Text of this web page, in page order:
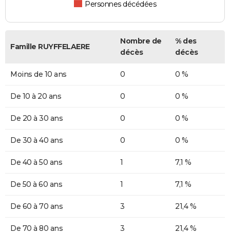
Personnes décédées
Famille RUYFFELAERE
Nombre de
décès
% des
décès
Moins de 10 ans 0 0 %
De 10 à 20 ans 0 0 %
De 20 à 30 ans 0 0 %
De 30 à 40 ans 0 0 %
De 40 à 50 ans 1 7,1 %
De 50 à 60 ans 1 7,1 %
De 60 à 70 ans 3 21,4 %
De 70 à 80 ans 3 21,4 %